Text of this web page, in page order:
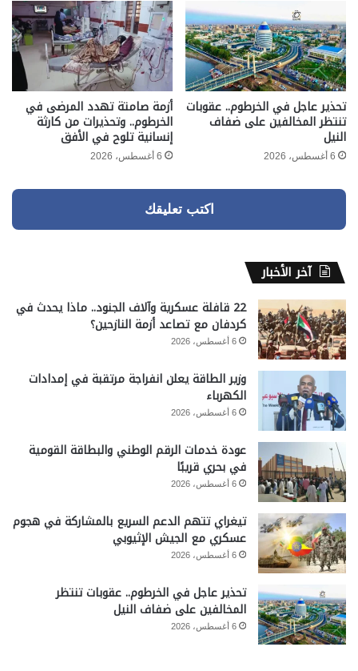
تحذير عاجل في الخرطوم.. عقوبات
تنتظر المخالفين على ضفاف
النيل
6 أغسطس، 2026
أزمة صامتة تهدد المرضى في
الخرطوم.. وتحذيرات من كارثة
إنسانية تلوح في الأفق
6 أغسطس، 2026
اكتب تعليقك
آخر الأخبار
22 قافلة عسكرية وآلاف الجنود.. ماذا يحدث في
كردفان مع تصاعد أزمة النازحين؟
6 أغسطس، 2026
وزير الطاقة يعلن انفراجة مرتقبة في إمدادات
الكهرباء
6 أغسطس، 2026
عودة خدمات الرقم الوطني والبطاقة القومية
في بحري قريبًا
6 أغسطس، 2026
تيغراي تتهم الدعم السريع بالمشاركة في هجوم
عسكري مع الجيش الإثيوبي
6 أغسطس، 2026
تحذير عاجل في الخرطوم.. عقوبات تنتظر
المخالفين على ضفاف النيل
6 أغسطس، 2026